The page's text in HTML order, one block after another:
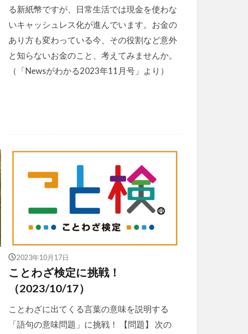
る新紙幣ですが、日常生活では現金を使わな
いキャッシュレス化が進んでいます。お金の
あり方も変わっている今、その役割など意外
と知らないお金のこと、考えてみませんか。
（「Newsがわかる2023年11月号」より）
2023年10月17日
ことわざ検定に挑戦！
（2023/10/17）
ことわざに出てくる言葉の意味を説明する
「語句の意味問題」に挑戦！ 【問題】 次の